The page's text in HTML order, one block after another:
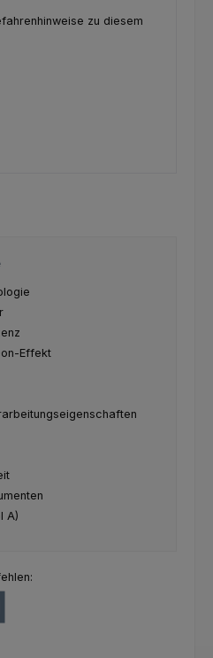
zu diesem
Effekt
A)